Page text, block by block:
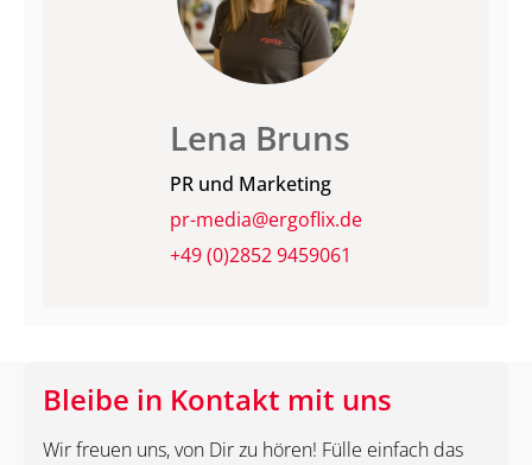
Lena Bruns
PR und Marketing
pr-media@ergoflix.de
+49 (0)2852 9459061
Bleibe in Kontakt mit uns
Wir freuen uns, von Dir zu hören! Fülle einfach das